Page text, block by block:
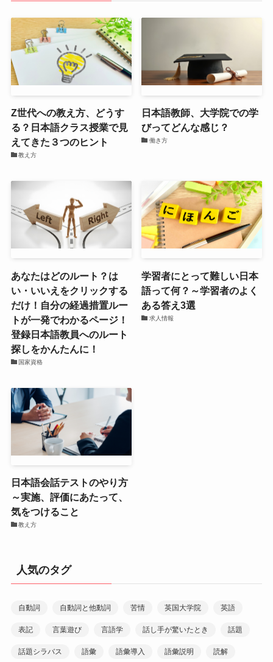
Z世代への教え方、どうす
る？日本語クラス授業で見
えてきた３つのヒント
教え方
日本語教師、大学院での学
びってどんな感じ？
働き方
あなたはどのルート？は
い・いいえをクリックする
だけ！自分の経過措置ルー
トが一発でわかるページ！
登録日本語教員へのルート
探しをかんたんに！
国家資格
学習者にとって難しい日本
語って何？～学習者のよく
ある答え3選
求人情報
日本語会話テストのやり方
～実施、評価にあたって、
気をつけること
教え方
人気のタグ
自動詞 自動詞と他動詞 苦情 英国大学院 英語
表記 言葉遊び 言語学 話し手が驚いたとき 話題
話題シラバス 語彙 語彙導入 語彙説明 読解